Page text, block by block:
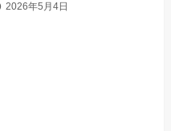
2026年5月4日